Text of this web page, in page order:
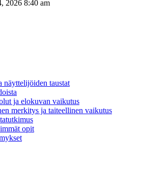
2026 8:40 am
näyttelijöiden taustat
ja elokuvan vaikutus
merkitys ja taiteellinen vaikutus
opit